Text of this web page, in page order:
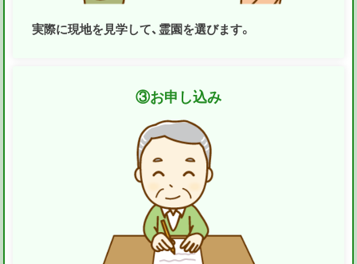
実際に現地を見学して、霊園を選びます。
③お申し込み